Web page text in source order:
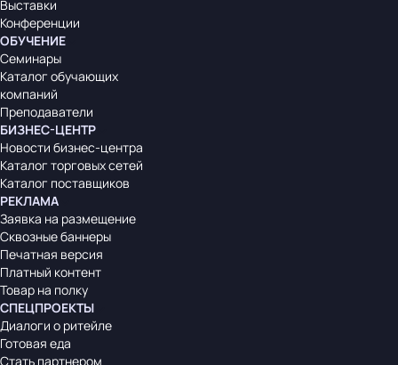
Выставки
Конференции
ОБУЧЕНИЕ
Семинары
Каталог обучающих
компаний
Преподаватели
БИЗНЕС-ЦЕНТР
Новости бизнес-центра
Каталог торговых сетей
Каталог поставщиков
РЕКЛАМА
Заявка на размещение
Сквозные баннеры
Печатная версия
Платный контент
Товар на полку
СПЕЦПРОЕКТЫ
Диалоги о ритейле
Готовая еда
Стать партнером